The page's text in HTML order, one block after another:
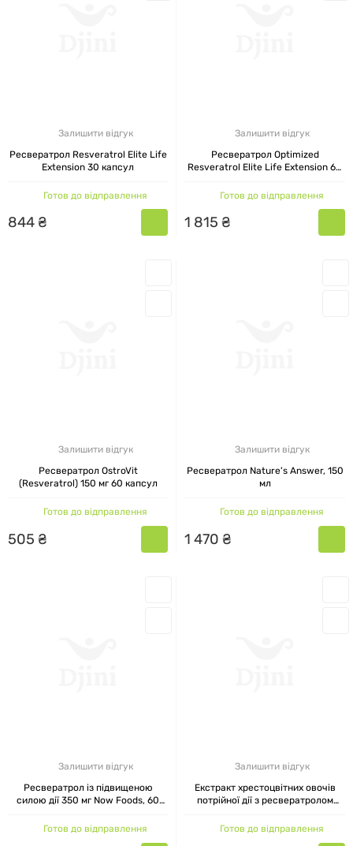
Залишити відгук
Ресвератрол Resveratrol Elite Life
Extension 30 капсул
Готов до відправлення
844₴
Залишити відгук
Ресвератрол Optimized
Resveratrol Elite Life Extension 60
Готов до відправлення
1 815 ₴
Залишити відгук
Ресвератрол OstroVit
(Resveratrol) 150 мг 60 капсул
Готов до відправлення
505 ₴
Залишити відгук
Ресвератрол Nature's Answer, 150
мл
Готов до відправлення
1 470 ₴
Залишити відгук
Ресвератрол із підвищеною
силою дії 350 мг Now Foods, 60
Готов до відправлення
Залишити відгук
Екстракт хрестоцвітних овочів
потрійної дії з ресвератролом
Extract with Resveratrol Life
Готов до відправлення